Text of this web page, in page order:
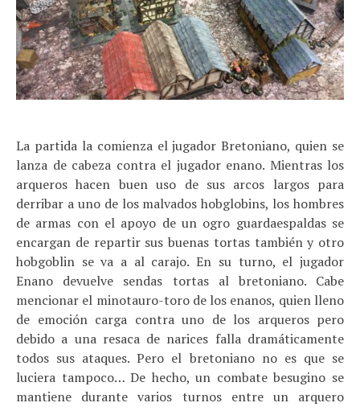
La partida la comienza el jugador Bretoniano, quien se
lanza de cabeza contra el jugador enano. Mientras los
arqueros hacen buen uso de sus arcos largos para
derribar a uno de los malvados hobglobins, los hombres
de armas con el apoyo de un ogro guardaespaldas se
encargan de repartir sus buenas tortas también y otro
hobgoblin se va a al carajo. En su turno, el jugador
Enano devuelve sendas tortas al bretoniano. Cabe
mencionar el minotauro-toro de los enanos, quien lleno
de emoción carga contra uno de los arqueros pero
debido a una resaca de narices falla dramáticamente
todos sus ataques. Pero el bretoniano no es que se
luciera tampoco… De hecho, un combate besugino se
mantiene durante varios turnos entre un arquero